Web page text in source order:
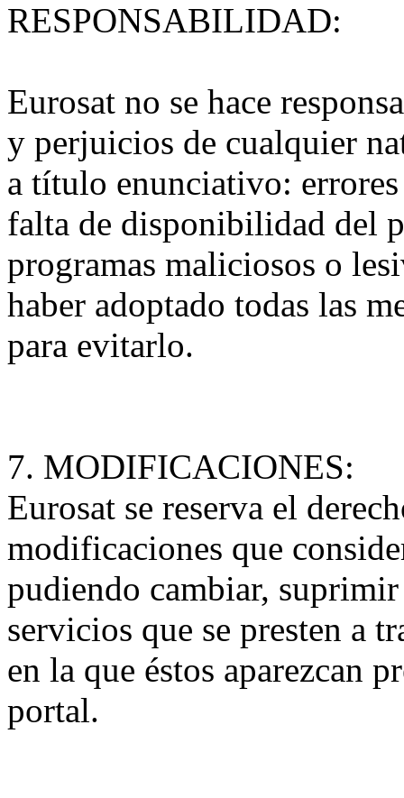
RESPONSABILIDAD:
Eurosat no se hace
y perjuicios de cualquier
a título enunciativo:
falta de disponibilidad del
programas maliciosos o
haber adoptado todas las
para evitarlo.
7. MODIFICACIONES:
Eurosat se reserva el
modificaciones que
pudiendo cambiar,
servicios que se presten a
en la que éstos aparezcan
portal.